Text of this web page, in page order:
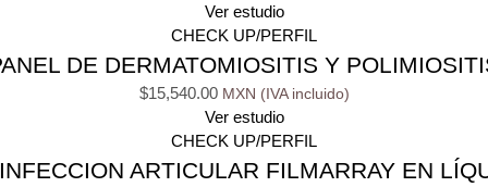
Ver estudio
CHECK UP/PERFIL
DE DERMATOMIOSITIS Y
$15,540.00
Ver estudio
CHECK UP/PERFIL
ARTICULAR FILMARRAY EN